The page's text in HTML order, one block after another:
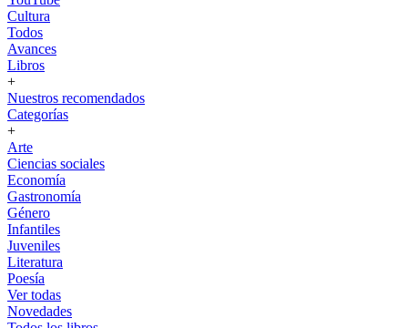
Cultura
Todos
Avances
Libros
+
Nuestros recomendados
Categorías
+
Arte
Ciencias sociales
Economía
Gastronomía
Género
Infantiles
Juveniles
Literatura
Poesía
Ver todas
Novedades